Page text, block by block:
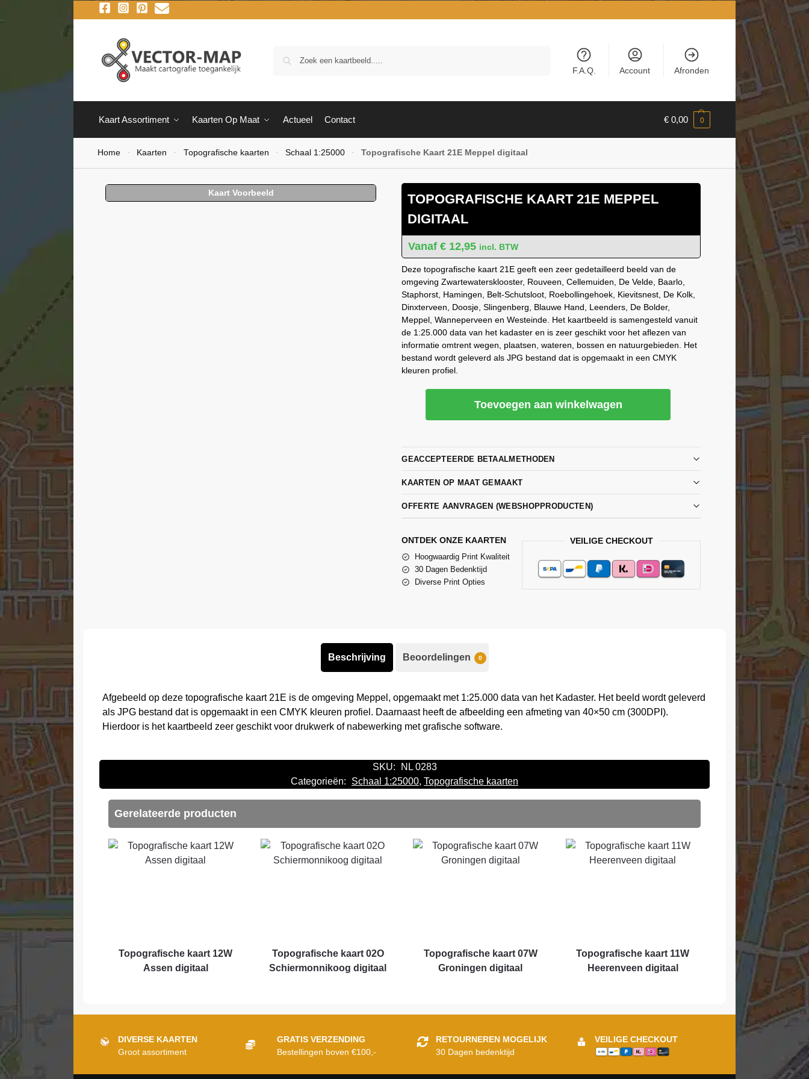
F.A.Q. Account Afronden
Kaart Assortiment Kaarten Op Maat Actueel Contact € 0,00 0
Home - Kaarten - Topografische kaarten - Schaal 1:25000 - Topografische Kaart 21E Meppel digitaal
TOPOGRAFISCHE KAART 21E MEPPEL
DIGITAAL
€ 12,95 incl. BTW
Deze topografische kaart 21E geeft een zeer gedetailleerd beeld van de
omgeving Zwartewatersklooster, Rouveen, Cellemuiden, De Velde, Baarlo,
Staphorst, Hamingen, Belt-Schutsloot, Roebollingehoek, Kievitsnest, De Kolk,
Dinxterveen, Doosje, Slingenberg, Blauwe Hand, Leenders, De Bolder,
Meppel, Wanneperveen en Westeinde. Het kaartbeeld is samengesteld vanuit
de 1:25.000 data van het kadaster en is zeer geschikt voor het aflezen van
informatie omtrent wegen, plaatsen, wateren, bossen en natuurgebieden. Het
bestand wordt geleverd als JPG bestand dat is opgemaakt in een CMYK
kleuren profiel.
Toevoegen aan winkelwagen
GEACCEPTEERDE BETAALMETHODEN
KAARTEN OP MAAT GEMAAKT
OFFERTE AANVRAGEN (WEBSHOPPRODUCTEN)
ONTDEK ONZE KAARTEN
Hoogwaardig Print Kwaliteit
30 Dagen Bedenktijd
Diverse Print Opties
VEILIGE CHECKOUT
Beschrijving Beoordelingen 0
Afgebeeld op deze topografische kaart 21E is de omgeving Meppel, opgemaakt met 1:25.000 data van het Kadaster. Het beeld wordt geleverd
als JPG bestand dat is opgemaakt in een CMYK kleuren profiel. Daarnaast heeft de afbeelding een afmeting van 40×50 cm (300DPI).
Hierdoor is het kaartbeeld zeer geschikt voor drukwerk of nabewerking met grafische software.
SKU:
NL 0283
Categorieën:
Schaal 1:25000, Topografische kaarten
Gerelateerde producten
Topografische kaart 12W
Assen digitaal
Topografische kaart 02O
Schiermonnikoog digitaal
Topografische kaart 07W
Groningen digitaal
Topografische kaart 11W
Heerenveen digitaal
DIVERSE KAARTEN
Groot assortiment
GRATIS VERZENDING
Bestellingen boven €100,-
RETOURNEREN MOGELIJK
30 Dagen bedenktijd
VEILIGE CHECKOUT